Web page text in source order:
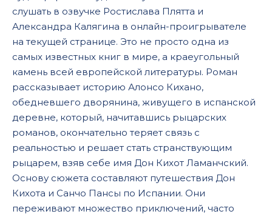
107 - don-kixot - _gl01-35-01
108 - don-kixot - _gl01-35-02
109 - don-kixot - _gl01-35-03
110 - don-kixot - _gl01-36-01
111 - don-kixot - _gl01-36-02
112 - don-kixot - _gl01-36-03
113 - don-kixot - _gl01-37-01
115 - don-kixot - _gl01-37-03
слушать в озвучке Ростислава Плятта и
Александра Калягина в онлайн-проигрывателе
на текущей странице. Это не просто одна из
самых известных книг в мире, а краеугольный
камень всей европейской литературы. Роман
рассказывает историю Алонсо Кихано,
обедневшего дворянина, живущего в испанской
деревне, который, начитавшись рыцарских
романов, окончательно теряет связь с
реальностью и решает стать странствующим
рыцарем, взяв себе имя Дон Кихот Ламанчский.
Основу сюжета составляют путешествия Дон
Кихота и Санчо Пансы по Испании. Они
переживают множество приключений, часто